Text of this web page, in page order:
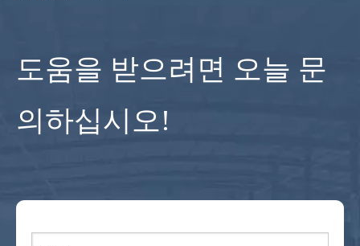
도움을 받으려면 오늘 문
의하십시오!